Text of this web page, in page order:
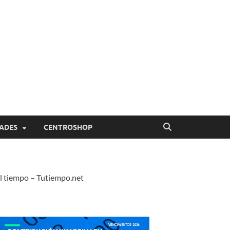
CENTROSHOP
tiempo – Tutiempo.net